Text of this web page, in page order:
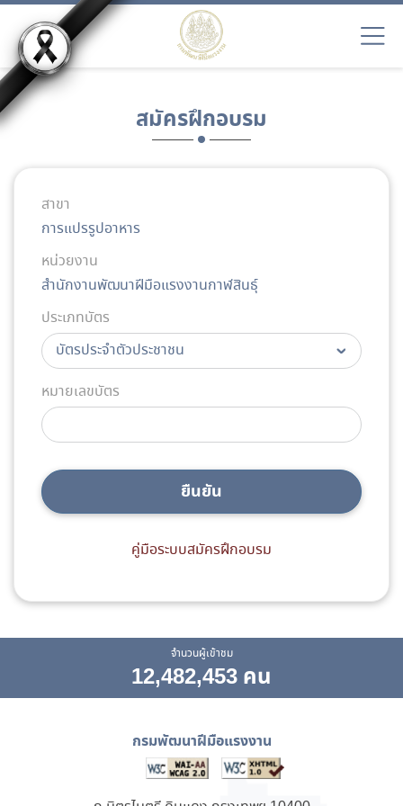
สมัครฝึกอบรม
สาขา
การแปรรูปอาหาร
หน่วยงาน
สำนักงานพัฒนาฝีมือแรงงานกาฬสินธุ์
ประเภทบัตร
หมายเลขบัตร
ยืนยัน
คู่มือระบบสมัครฝึกอบรม
จำนวนผู้เข้าชม
12,482,453 คน
กรมพัฒนาฝีมือแรงงาน